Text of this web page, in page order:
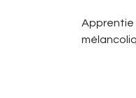
Apprentie